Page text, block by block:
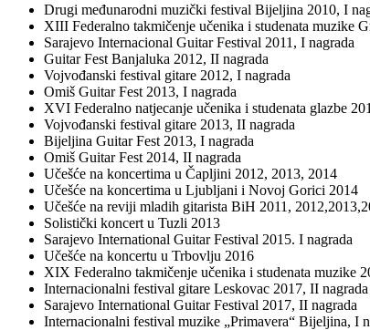
Drugi međunarodni muzički festival Bijeljina 2010, I
XIII Federalno takmičenje učenika i studenata muzike
Sarajevo Internacional Guitar Festival 2011, I nagrada
Guitar Fest Banjaluka 2012, II nagrada
Vojvođanski festival gitare 2012, I nagrada
Omiš Guitar Fest 2013, I nagrada
XVI Federalno natjecanje učenika i studenata glazbe
Vojvođanski festival gitare 2013, II nagrada
Bijeljina Guitar Fest 2013, I nagrada
Omiš Guitar Fest 2014, II nagrada
Učešće na koncertima u Čapljini 2012, 2013, 2014
Učešće na koncertima u Ljubljani i Novoj Gorici 2014
Učešće na reviji mladih gitarista BiH 2011,
Solistički koncert u Tuzli 2013
Sarajevo International Guitar Festival 2015. I nagrada
Učešće na koncertu u Trbovlju 2016
XIX Federalno takmičenje učenika i studenata muzike
Internacionalni festival gitare Leskovac 2017, II nagrada
Sarajevo International Guitar Festival 2017, II nagrada
Internacionalni festival muzike „Primavera“ Bijeljina, I